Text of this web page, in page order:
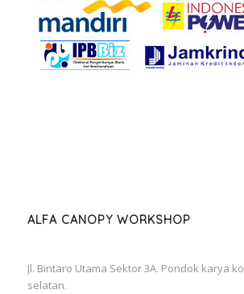
ALFA CANOPY WORKSHOP
Jl. Bintaro Utama Sektor 3A. Pondok karya
selatan.